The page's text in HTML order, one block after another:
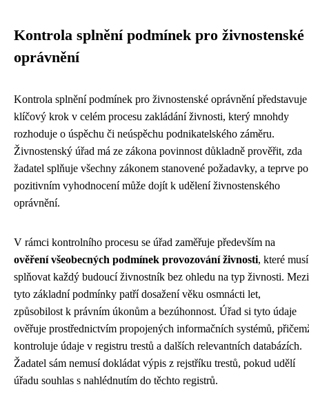
Kontrola splnění podmínek pro živnostenské
oprávnění
Kontrola splnění podmínek pro živnostenské oprávnění představuje
klíčový krok v celém procesu zakládání živnosti, který mnohdy
rozhoduje o úspěchu či neúspěchu podnikatelského záměru.
Živnostenský úřad má ze zákona povinnost důkladně prověřit, zda
žadatel splňuje všechny zákonem stanovené požadavky, a teprve po
pozitivním vyhodnocení může dojít k udělení živnostenského
oprávnění.
V rámci kontrolního procesu se úřad zaměřuje především na
ověření všeobecných podmínek provozování živnosti, které musí
splňovat každý budoucí živnostník bez ohledu na typ živnosti. Mezi
tyto základní podmínky patří dosažení věku osmnácti let,
způsobilost k právním úkonům a bezúhonnost. Úřad si tyto údaje
ověřuje prostřednictvím propojených informačních systémů,
kontroluje údaje v registru trestů a dalších relevantních databázích.
Žadatel sám nemusí dokládat výpis z rejstříku trestů, pokud udělí
úřadu souhlas s nahlédnutím do těchto registrů.